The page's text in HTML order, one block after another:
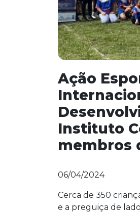
Ação
Instituto
membros
06/04/2024
Cerca de 350
e a preguiça de